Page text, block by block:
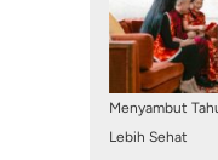
Pacemaker
Gangguan